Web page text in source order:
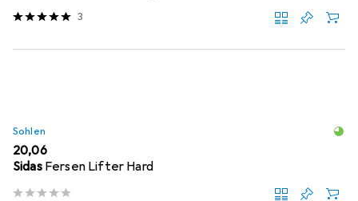
3
Sohlen
EUR
20,06
Sidas Fersen Lifter Hard